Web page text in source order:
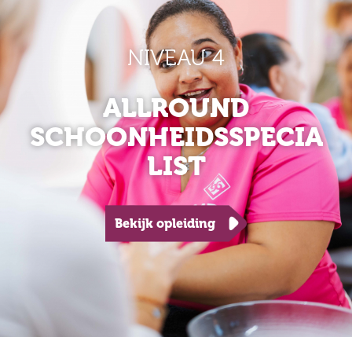
NIVEAU 4
ALLROUND
SCHOONHEIDSSPECIA
LIST
Bekijk opleiding